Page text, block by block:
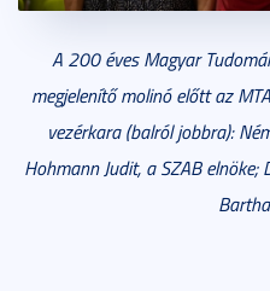
A 200 éves Magyar
megjelenítő molinó előtt az
vezérkara (balról jobbra):
Hohmann Judit, a SZAB elnöke;